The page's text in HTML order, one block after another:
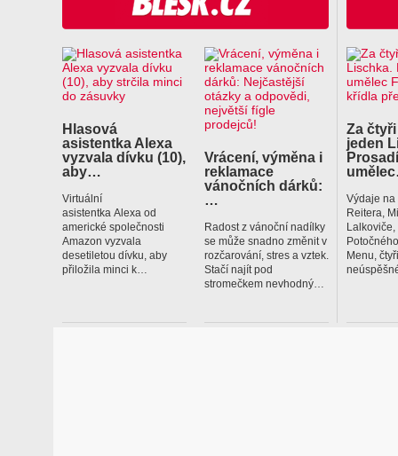
Hlasová
asistentka Alexa
vyzvala dívku (10),
aby…
Virtuální
asistentka Alexa od
americké společnosti
Amazon vyzvala
desetiletou dívku, aby
přiložila minci k…
Vrácení, výměna i
reklamace
vánočních dárků:
…
Radost z vánoční nadílky
se může snadno změnit v
rozčarování, stres a vztek.
Stačí najít pod
stromečkem nevhodný…
Za
jeden
Výdaje na
Reitera,
Menu,